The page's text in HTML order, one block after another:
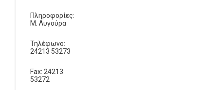
Πληροφορίες:
Μ. Λυγούρα
Τηλέφωνο:
24213 53273
Fax: 24213
53272